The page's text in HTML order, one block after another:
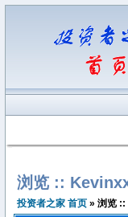
浏览 ::
投资者之家 首页 » 浏览